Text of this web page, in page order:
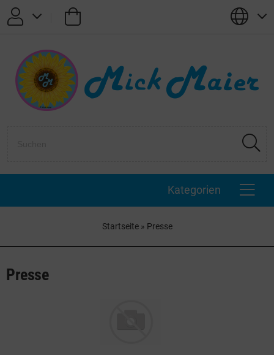
Anmelden Registrieren
Passwort vergessen?
Kategorien
Startseite» Presse
Presse